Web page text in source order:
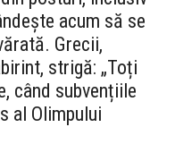
acum să se
Grecii,
strigă: „Toți
când subvențiile
al Olimpului